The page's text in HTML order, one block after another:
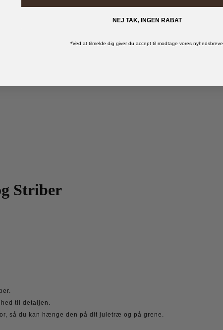
Striber
til detaljen.
så du kan hænge den på dit juletræ og på grene.
NEJ TAK, INGEN RABAT
*Ved at tilmelde dig giver du accept til modtage vores nyhedsbreve.